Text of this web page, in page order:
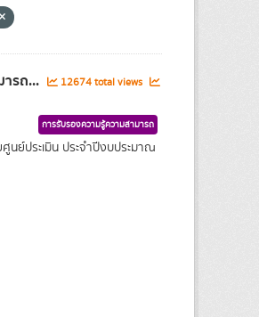
รถ...
12674 total views
การรับรองความรู้ความสามารถ
ย์ประเมิน ประจำปีงบประมาณ